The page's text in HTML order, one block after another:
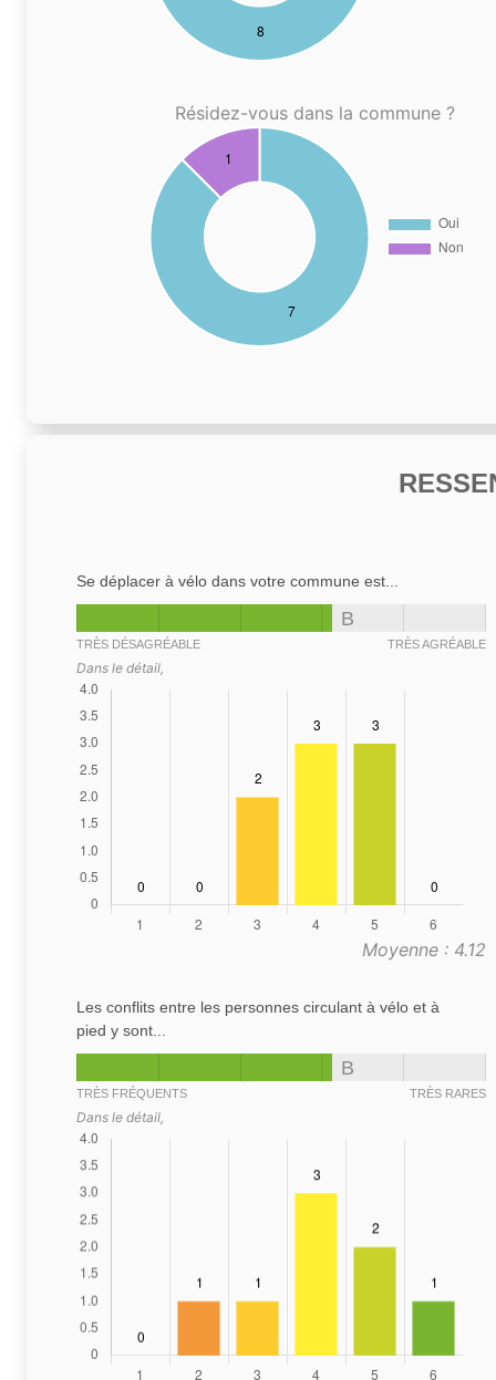
Résidez-vous dans la commune ?
Se déplacer à vélo dans votre commune est...
B
TRÈS DÉSAGRÉABLE TRÈS AGRÉABLE
Dans le détail,
Moyenne : 4.12
Les conflits entre les personnes circulant à vélo et à
pied y sont...
B
TRÈS FRÉQUENTS TRÈS RARES
Dans le détail,